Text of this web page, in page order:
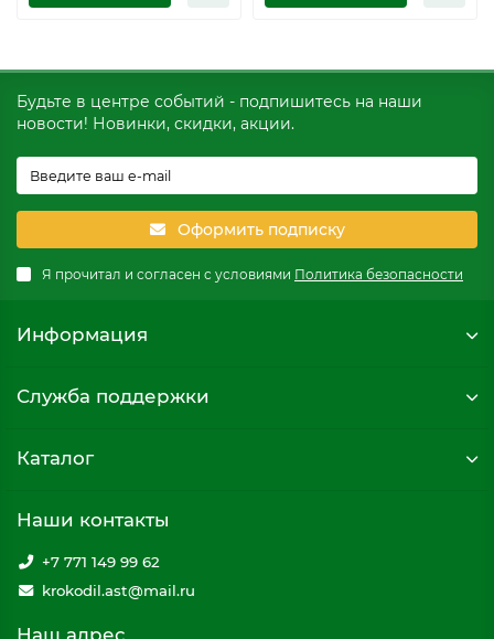
Будьте в центре событий - подпишитесь на наши
новости! Новинки, скидки, акции.
Оформить подписку
Я прочитал и согласен с условиями Политика безопасности
Информация
Служба поддержки
Каталог
Наши контакты
+7 771 149 99 62
krokodil.ast@mail.ru